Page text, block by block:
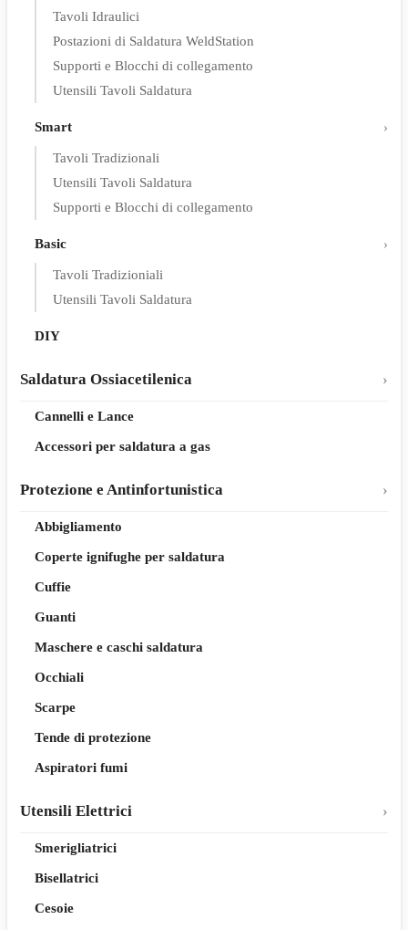
Tavoli Idraulici
Postazioni di Saldatura WeldStation
Supporti e Blocchi di collegamento
Utensili Tavoli Saldatura
Smart
Tavoli Tradizionali
Utensili Tavoli Saldatura
Supporti e Blocchi di collegamento
Basic
Tavoli Tradizioniali
Utensili Tavoli Saldatura
DIY
Saldatura Ossiacetilenica
Cannelli e Lance
Accessori per saldatura a gas
Protezione e Antinfortunistica
Abbigliamento
Coperte ignifughe per saldatura
Cuffie
Guanti
Maschere e caschi saldatura
Occhiali
Scarpe
Tende di protezione
Aspiratori fumi
Utensili Elettrici
Smerigliatrici
Bisellatrici
Cesoie